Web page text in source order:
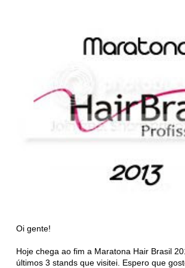
Oi gente!
Hoje chega ao fim a Maratona Hair Brasil
últimos 3 stands que visitei. Espero que